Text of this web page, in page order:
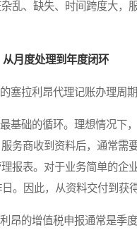
乱、缺失、时间跨度大，
月度处理到年度闭环
拉利昂代理记账办理周期
础的循环。理想情况下
务商收到资料后，通常需
报表。对于业务简单的企
。因此，从资料交付到获
的增值税申报通常是季